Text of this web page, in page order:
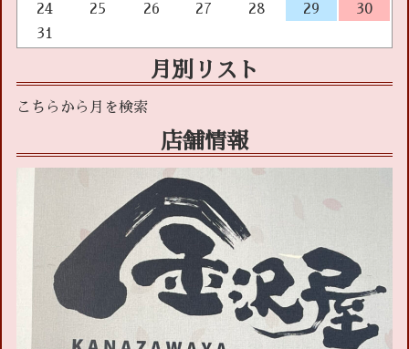
24
25 26 27 28 29
30
31
月別リスト
店舗情報